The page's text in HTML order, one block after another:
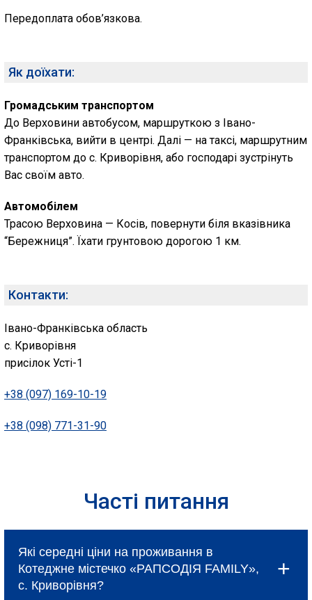
Передоплата обов’язкова.
Як доїхати:
Громадським транспортом
До Верховини автобусом, маршруткою з Івано-
Франківська, вийти в центрі. Далі — на таксі, маршрутним
транспортом до с. Криворівня, або господарі зустрінуть
Вас своїм авто.
Автомобілем
Трасою Верховина — Косів, повернути біля вказівника
“Бережниця”. Їхати грунтовою дорогою 1 км.
Контакти:
Івано-Франківська область
с. Криворівня
присілок Усті-1
+38 (097) 169-10-19
+38 (098) 771-31-90
Часті питання
Які середні ціни на проживання в
Котеджне містечко «РАПСОДІЯ FAMILY»,
с. Криворівня?